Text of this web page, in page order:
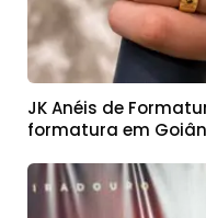
JK Anéis de
formatura em